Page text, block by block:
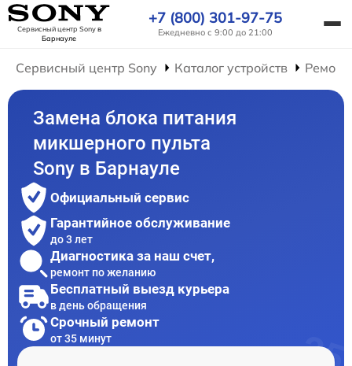
Сервисный центр Sonyв
Барнауле
+7 (800) 301-97-75
Ежедневно с 9:00 до 21:00
Сервисный центр Sony Каталог устройств
Замена блока питания
микшерного пульта
Sony в Барнауле
Официальный сервис
Гарантийное обслуживание
до 3 лет
Диагностика за наш счет,
ремонт по желанию
Бесплатный выезд курьера
в день обращения
Срочный ремонт
от 35 минут